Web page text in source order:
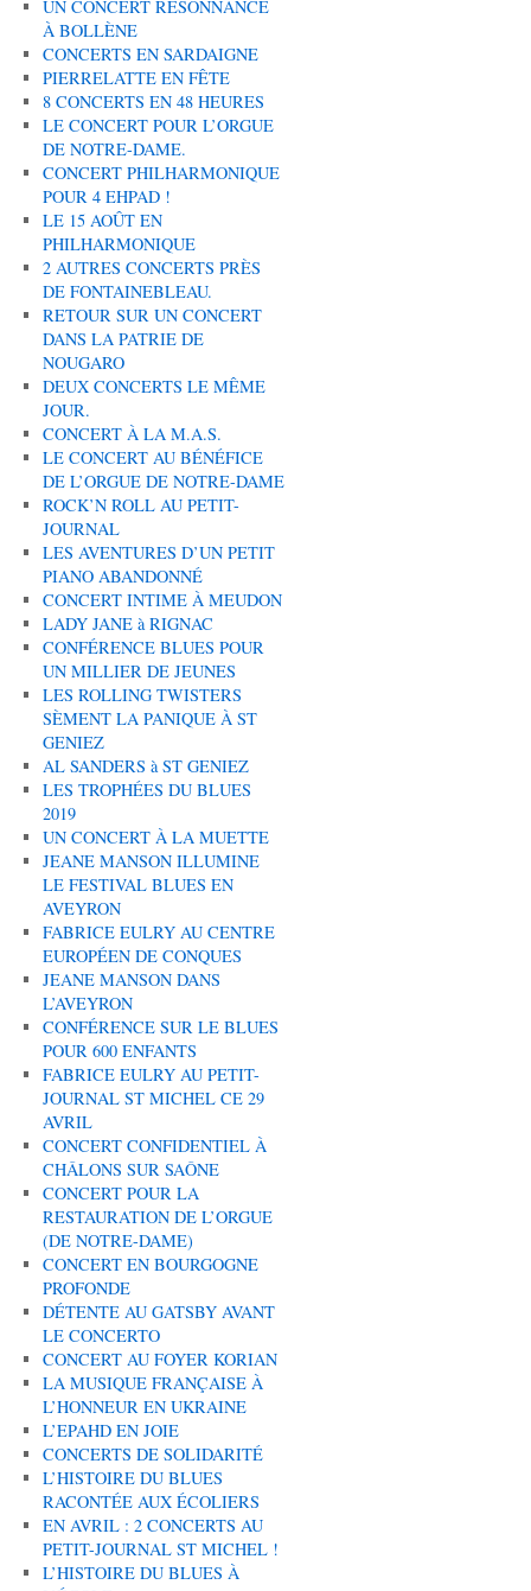
UN CONCERT RÉSONNANCE
À BOLLÈNE
CONCERTS EN SARDAIGNE
PIERRELATTE EN FÊTE
8 CONCERTS EN 48 HEURES
LE CONCERT POUR L’ORGUE
DE NOTRE-DAME.
CONCERT PHILHARMONIQUE
POUR 4 EHPAD !
LE 15 AOÛT EN
PHILHARMONIQUE
2 AUTRES CONCERTS PRÈS
DE FONTAINEBLEAU.
RETOUR SUR UN CONCERT
DANS LA PATRIE DE
NOUGARO
DEUX CONCERTS LE MÊME
JOUR.
CONCERT À LA M.A.S.
LE CONCERT AU BÉNÉFICE
DE L’ORGUE DE NOTRE-DAME
ROCK’N ROLL AU PETIT-
JOURNAL
LES AVENTURES D’UN PETIT
PIANO ABANDONNÉ
CONCERT INTIME À MEUDON
LADY JANE à RIGNAC
CONFÉRENCE BLUES POUR
UN MILLIER DE JEUNES
LES ROLLING TWISTERS
SÈMENT LA PANIQUE À ST
GENIEZ
AL SANDERS à ST GENIEZ
LES TROPHÉES DU BLUES
2019
UN CONCERT À LA MUETTE
JEANE MANSON ILLUMINE
LE FESTIVAL BLUES EN
AVEYRON
FABRICE EULRY AU CENTRE
EUROPÉEN DE CONQUES
JEANE MANSON DANS
L’AVEYRON
CONFÉRENCE SUR LE BLUES
POUR 600 ENFANTS
FABRICE EULRY AU PETIT-
JOURNAL ST MICHEL CE 29
AVRIL
CONCERT CONFIDENTIEL À
CHÂLONS SUR SAÔNE
CONCERT POUR LA
RESTAURATION DE L’ORGUE
(DE NOTRE-DAME)
CONCERT EN BOURGOGNE
PROFONDE
DÉTENTE AU GATSBY AVANT
LE CONCERTO
CONCERT AU FOYER KORIAN
LA MUSIQUE FRANÇAISE À
L’HONNEUR EN UKRAINE
L’EPAHD EN JOIE
CONCERTS DE SOLIDARITÉ
L’HISTOIRE DU BLUES
RACONTÉE AUX ÉCOLIERS
EN AVRIL : 2 CONCERTS AU
PETIT-JOURNAL ST MICHEL !
L’HISTOIRE DU BLUES À